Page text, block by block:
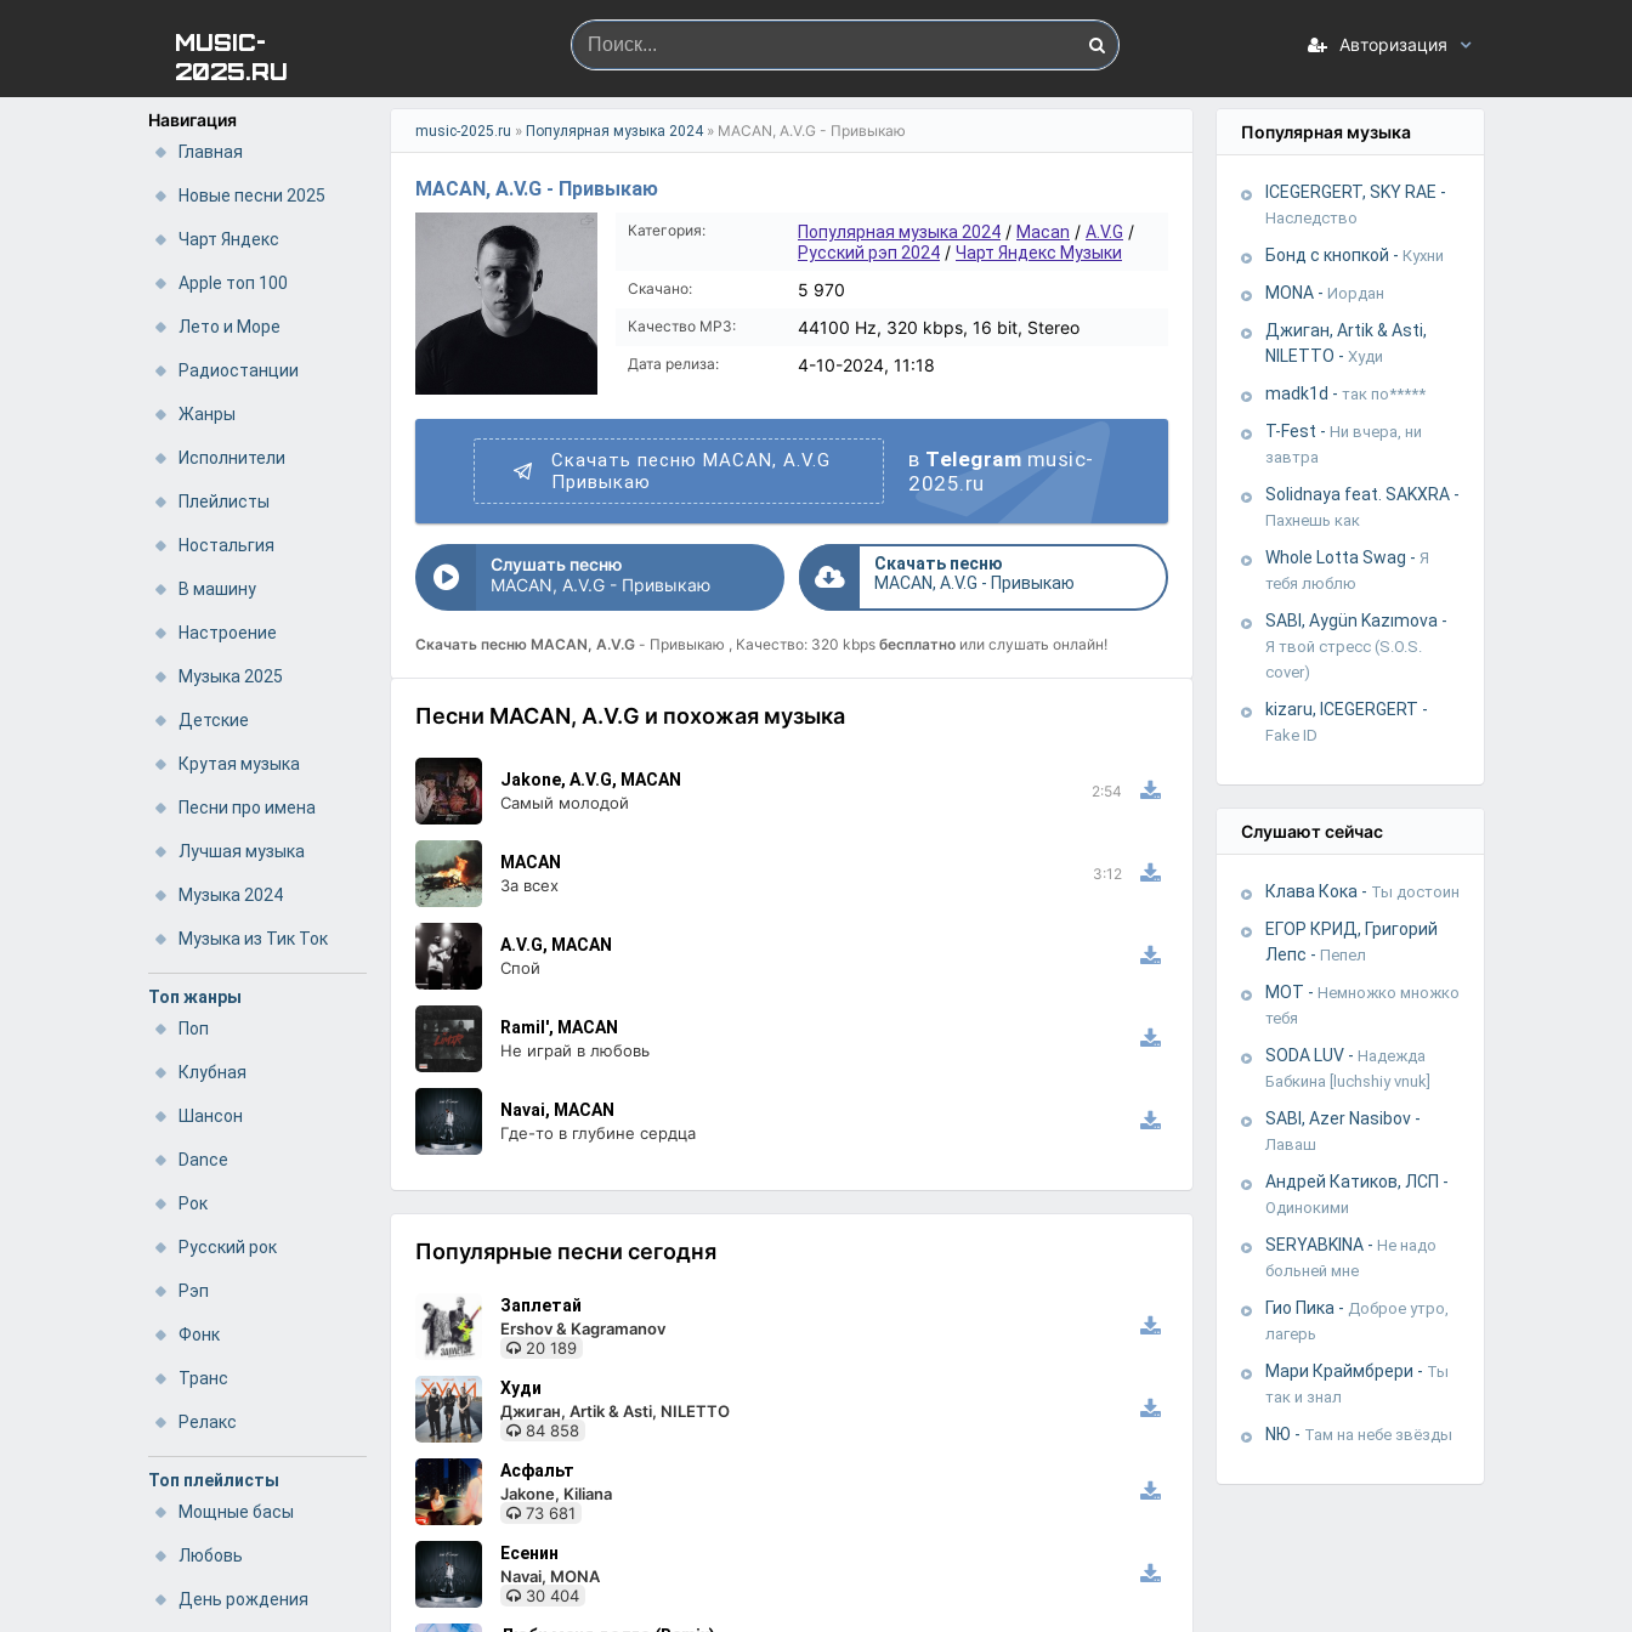
MUSIC-
2025.RU
Авторизация
Навигация
Главная
Новые песни 2025
Чарт Яндекс
Apple топ 100
Лето и Море
Радиостанции
Жанры
Исполнители
Плейлисты
Ностальгия
В машину
Настроение
Музыка 2025
Детские
Крутая музыка
Песни про имена
Лучшая музыка
Музыка 2024
Музыка из Тик Ток
Топ жанры
Поп
Клубная
Шансон
Dance
Рок
Русский рок
Рэп
Фонк
Транс
Релакс
Топ плейлисты
Мощные басы
Любовь
День рождения
music-2025.ru » Популярная музыка 2024» MACAN, A.V.G - Привыкаю
MACAN, A.V.G - Привыкаю
Категория: Популярная музыка 2024 / Macan / A.V.G /
Русский рэп 2024 / Чарт Яндекс Музыки
Скачано: 5 970
Качество MP3: 44100 Hz, 320 kbps, 16 bit, Stereo
Дата релиза: 4-10-2024, 11:18
Скачать песню MACAN, A.V.G
Привыкаю
в Telegram music-
2025.ru
Слушать песню
MACAN, A.V.G - Привыкаю
Скачать песню
MACAN, A.V.G - Привыкаю
Скачать песню MACAN, A.V.G - Привыкаю , Качество: 320 kbps бесплатно или слушать онлайн!
Песни MACAN, A.V.G и похожая музыка
Jakone, A.V.G, MACAN
Самый молодой
2:54
MACAN
За всех
3:12
A.V.G, MACAN
Спой
Ramil', MACAN
Не играй в любовь
Navai, MACAN
Где-то в глубине сердца
Популярные песни сегодня
Заплетай
Ershov & Kagramanov
20 189
Худи
Джиган, Artik & Asti, NILETTO
84 858
Асфальт
Jakone, Kiliana
73 681
Есенин
Navai, MONA
30 404
Популярная музыка
ICEGERGERT, SKY RAE -
Наследство
Бонд с кнопкой - Кухни
MONA - Иордан
Джиган, Artik & Asti,
NILETTO - Худи
madk1d - так по*****
T-Fest - Ни вчера, ни
завтра
Solidnaya feat. SAKXRA -
Пахнешь как
Whole Lotta Swag - Я
тебя люблю
SABI, Aygün Kazımova -
Я твой стресс (S.O.S.
cover)
kizaru, ICEGERGERT -
Fake ID
Слушают сейчас
Клава Кока - Ты достоин
ЕГОР КРИД, Григорий
Лепс - Пепел
МОТ - Немножко множко
тебя
SODA LUV - Надежда
Бабкина [luchshiy vnuk]
SABI, Azer Nasibov -
Лаваш
Андрей Катиков, ЛСП -
Одинокими
SERYABKINA - Не надо
больней мне
Гио Пика - Доброе утро,
лагерь
Мари Краймбрери - Ты
так и знал
NЮ - Там на небе звёзды